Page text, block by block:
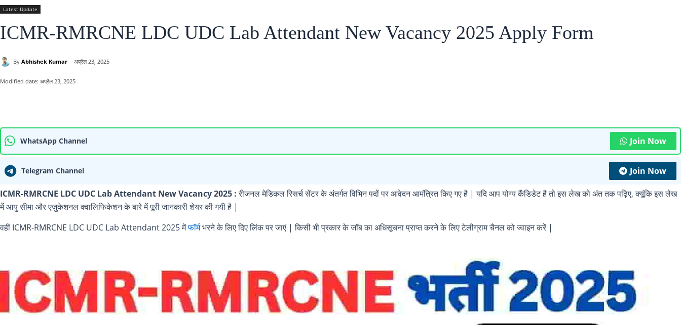
Latest Update
ICMR-RMRCNE LDC UDC Lab Attendant New Vacancy 2025 Apply Form
By Abhishek Kumar अप्रैल 23, 2025
Modified date: अप्रैल 23, 2025
WhatsApp Channel Join Now
Telegram Channel Join Now
ICMR-RMRCNE LDC UDC Lab Attendant New Vacancy 2025 :रीजनल मेडिकल रिसर्च सेंटर के अंतर्गत विभिन पदों पर आवेदन आमंत्रित किए गए है | यदि आप योग्य कैंडिडेट है तो इस लेख को अंत तक पढ़िए, क्यूंकि इस लेख
में आयु सीमा और एजुकेशनल क्वालिफिकेशन के बारे में पूरी जानकारी शेयर की गयी है |
वहीं ICMR-RMRCNE LDC UDC Lab Attendant 2025 मेंफॉर्मभरने के लिए दिए लिंक पर जाएं | किसी भी प्रकार के जॉब का अधिसूचना प्राप्त करने के लिए टेलीग्राम चैनल को ज्वाइन करें |